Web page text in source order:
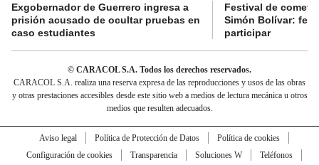
Exgobernador de Guerrero ingresa a
prisión acusado de ocultar pruebas en
caso estudiantes
Festival de
Simón Bolívar:
participar
© CARACOL S.A. Todos los derechos reservados.
CARACOL S.A. realiza una reserva expresa de las reproducciones y usos de las obras
y otras prestaciones accesibles desde este sitio web a medios de lectura mecánica u otros
medios que resulten adecuados.
Aviso legal Política de Protección de Datos
Política de cookies
Configuración de cookies
Transparencia Soluciones W
Teléfonos